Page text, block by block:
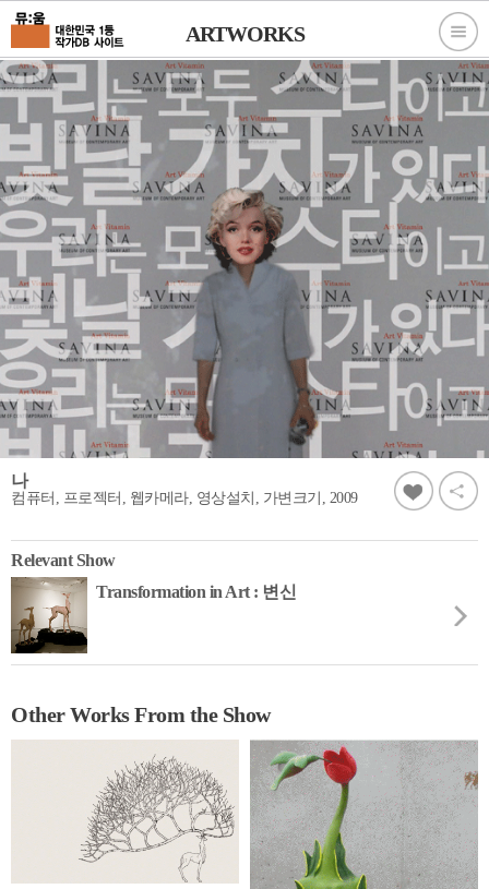
ARTWORKS
나
컴퓨터, 프로젝터, 웹카메라, 영상설치, 가변크기, 2009
Relevant Show
Transformation in Art : 변신
Other Works From the Show